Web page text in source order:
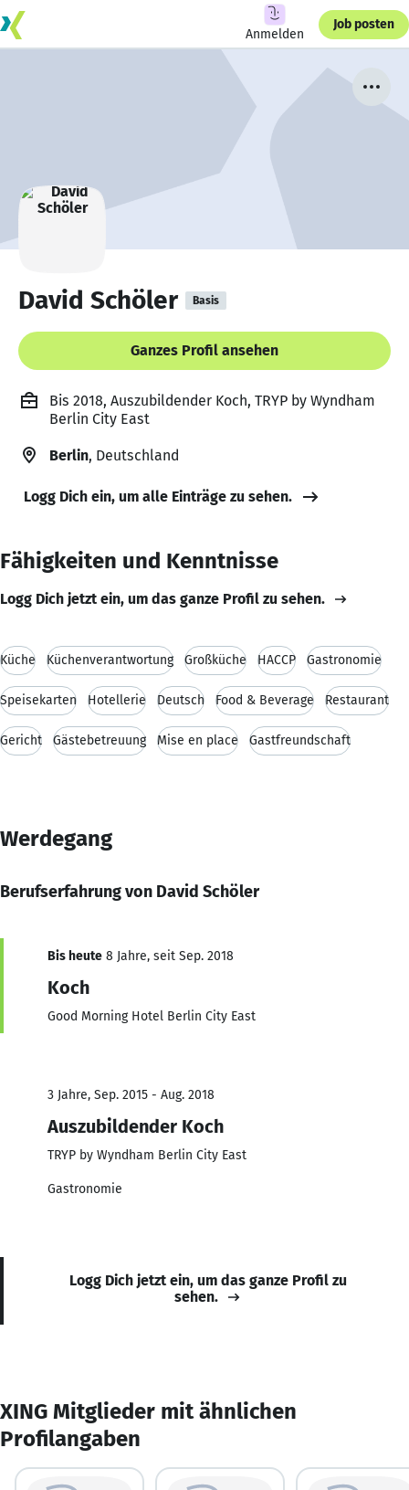
Anmelden
Job posten
David Schöler Basis
Ganzes Profil ansehen
Bis 2018, Auszubildender Koch, TRYP by Wyndham
Berlin City East
Berlin, Deutschland
Logg Dich ein, um alle Einträge zu sehen.
Fähigkeiten und Kenntnisse
Logg Dich jetzt ein, um das ganze Profil zu sehen.
Küche Küchenverantwortung Großküche HACCP Gastronomie
Speisekarten Hotellerie Deutsch Food & Beverage Restaurant
Gericht Gästebetreuung Mise en place Gastfreundschaft
Werdegang
Berufserfahrung von David Schöler
Bis heute 8 Jahre, seit Sep. 2018
Koch
Good Morning Hotel Berlin City East
3 Jahre, Sep. 2015 - Aug. 2018
Auszubildender Koch
TRYP by Wyndham Berlin City East
Gastronomie
Logg Dich jetzt ein, um das ganze Profil zu
sehen.
XING Mitglieder mit ähnlichen
Profilangaben